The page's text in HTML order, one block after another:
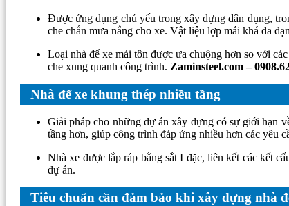
Được ứng dụng chủ yếu trong xây dựng dân dụng,
che chắn mưa nắng cho xe. Vật liệu lợp mái khá đa
Loại nhà để xe mái tôn được ưa chuộng hơn so với
che xung quanh công trình. Zaminsteel.com –
Nhà để xe khung thép nhiều tầng
Giải pháp cho những dự án xây dựng có sự giới hạn
tầng hơn, giúp công trình đáp ứng nhiều hơn các yêu
Nhà xe được lắp ráp bằng sắt I đặc, liên kết các kết
dự án.
Tiêu chuẩn cần đảm bảo khi xây dựng nhà